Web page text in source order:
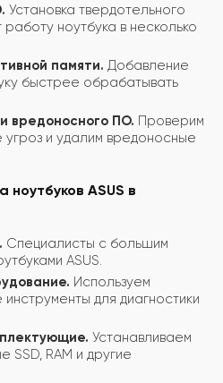
Установка твердотельного
работу ноутбука в несколько
памяти. Добавление
быстрее обрабатывать
вредоносного ПО. Проверим
угроз и удалим вредоносные
ASUS в
Специалисты с большим
ASUS.
Используем
для диагностики
Устанавливаем
SSD, RAM и другие